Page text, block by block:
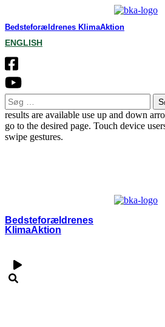
Bedsteforældrenes KlimaAktion
ENGLISH
Søg
efter:
results are available use up and down
go to the desired page. Touch device
swipe gestures.
Bedsteforældrenes
KlimaAktion​